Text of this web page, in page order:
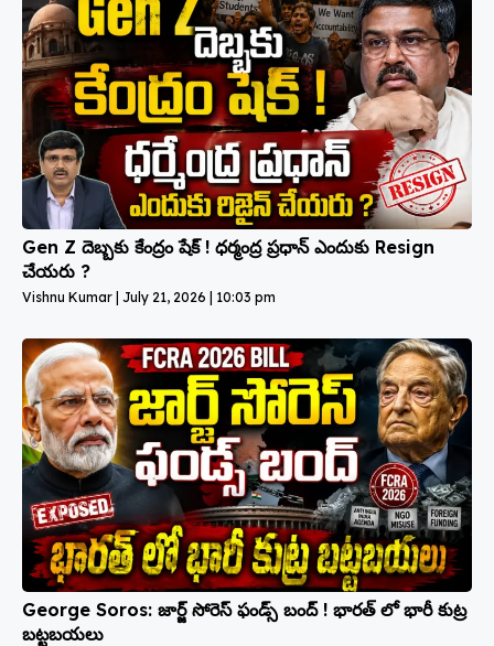
Gen Z దెబ్బకు కేంద్రం షేక్ ! ధర్మంద్ర ప్రధాన్ ఎందుకు Resign
చేయరు ?
Vishnu Kumar July 21, 2026 10:03 pm
George Soros: జార్జ్ సోరెస్ ఫండ్స్ బంద్ ! భారత్ లో భారీ కుట్ర
బట్టబయలు